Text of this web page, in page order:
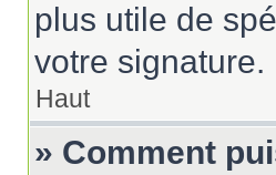
plus utile de
votre signature.
Haut
» Comment